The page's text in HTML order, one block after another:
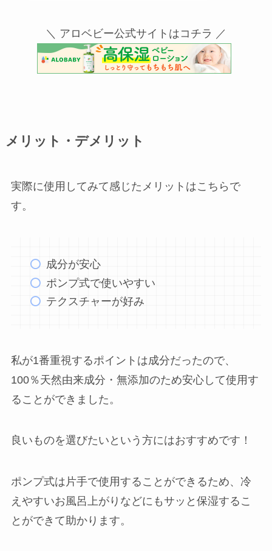
＼ アロベビー公式サイトはコチラ ／
メリット・デメリット
実際に使用してみて感じたメリットはこちらで
す。
成分が安心
ポンプ式で使いやすい
テクスチャーが好み
私が1番重視するポイントは成分だったので、
100％天然由来成分・無添加のため安心して使用す
ることができました。
良いものを選びたいという方にはおすすめです！
ポンプ式は片手で使用することができるため、冷
えやすいお風呂上がりなどにもサッと保湿するこ
とができて助かります。